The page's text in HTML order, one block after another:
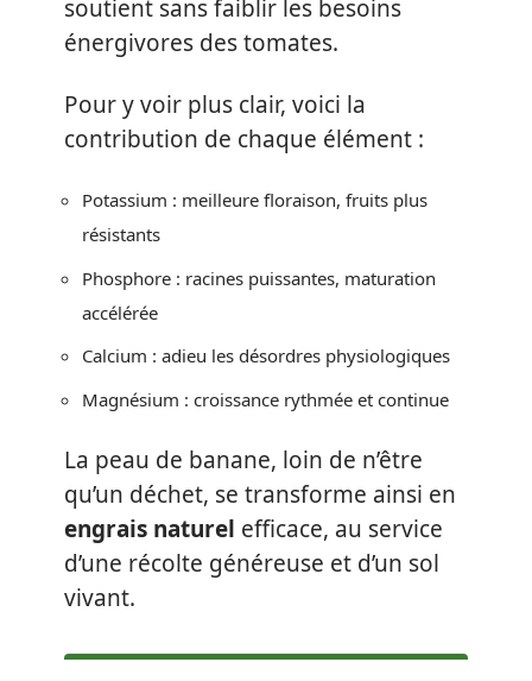
soutient sans faiblir les besoins
énergivores des tomates.
Pour y voir plus clair, voici la
contribution de chaque élément :
Potassium : meilleure floraison, fruits plus
résistants
Phosphore : racines puissantes, maturation
accélérée
Calcium : adieu les désordres physiologiques
Magnésium : croissance rythmée et continue
La peau de banane, loin de n’être
qu’un déchet, se transforme ainsi en
engrais naturel efficace, au service
d’une récolte généreuse et d’un sol
vivant.